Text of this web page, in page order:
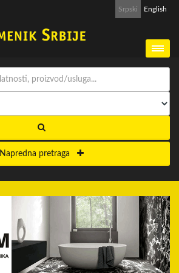
Srpski English
Napredna pretraga